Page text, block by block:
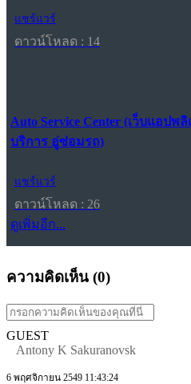
แชร์แวร์
ดาวน์โหลด : 14
Auto Service Center (เว็บแอป
บริการ อู่ซ่อมรถ)
แชร์แวร์
ดาวน์โหลด : 26
ดูเพิ่มอีก...
ความคิดเห็น (0)
GUEST
Antony K Sakuranovsk
6 พฤศจิกายน 2549 11:43:24